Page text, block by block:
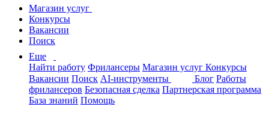
Магазин услуг
Конкурсы
Вакансии
Поиск
Еще
Найти работу Фрилансеры Магазин услуг Конкурсы
Вакансии Поиск AI-инструменты Блог Работы
фрилансеров Безопасная сделка Партнерская программа
База знаний Помощь